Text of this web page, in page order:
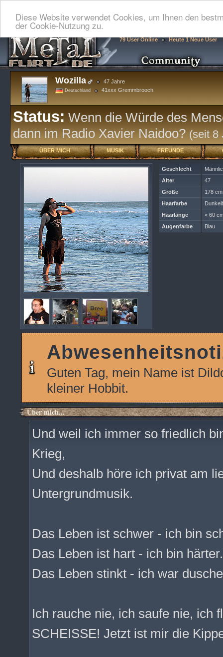
Diese Website verwendet Cookies, um Ihnen den
der Cookie-Nutzung zu.
79 User Online Heute 1 Neue User
Wozilla 47 Jahre
Deutschland 41xxx Gremmbrooch
Status:Wenn die Würde des
dann im Radio Xavier Naidoo?(seit 8
ÜBER MICH MUSIK FREUNDE
Geschlecht
Alter
47
Größe
178 cm
Haarfarbe
Haarlänge
< 60
Augenfarbe
Blau
Guten Tag, mein Name ist
kleiner Hobbit.
Über mich...
Und weil ich immer so friedlich
Krieg,
Und deshalb höre ich privat am
Untergrundmusik.
Das Leben ist schwer - ich bin
Das Leben ist hart - ich bin härter.
Das Leben stinkt - ich war
Ich rauche nie, ich saufe nie, ich
SCHEISSE! Jetzt ist mir die